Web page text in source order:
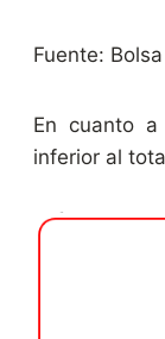
Fuente:
En cuanto a
inferior al